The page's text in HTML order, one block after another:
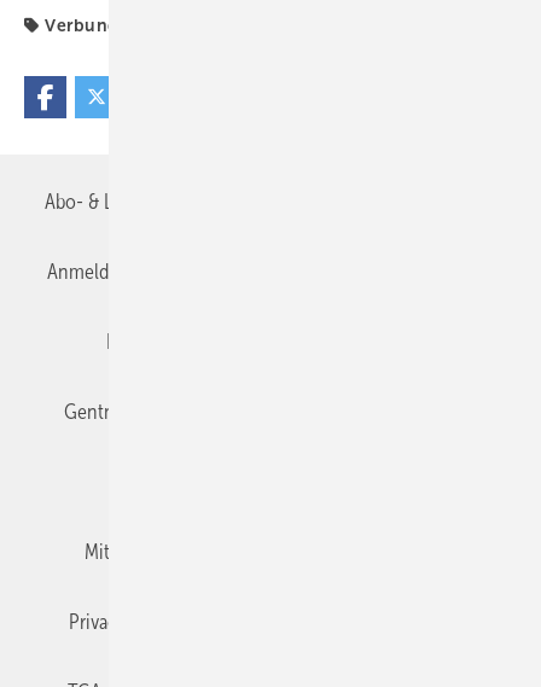
Verbundrohr
Abo- & Leserservice
Anmelden
Gentner Verlag
Mitgliedschaften und Engagement
Privacy Manager